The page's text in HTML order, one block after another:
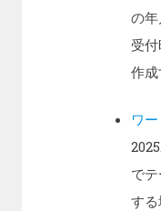
の年
受
作
ワ
で
す